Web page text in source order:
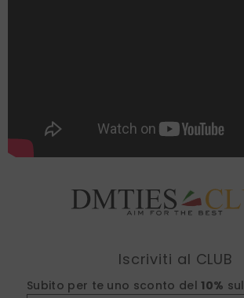
Iscriviti al CLUB
Subito per te uno sconto del 10% sul